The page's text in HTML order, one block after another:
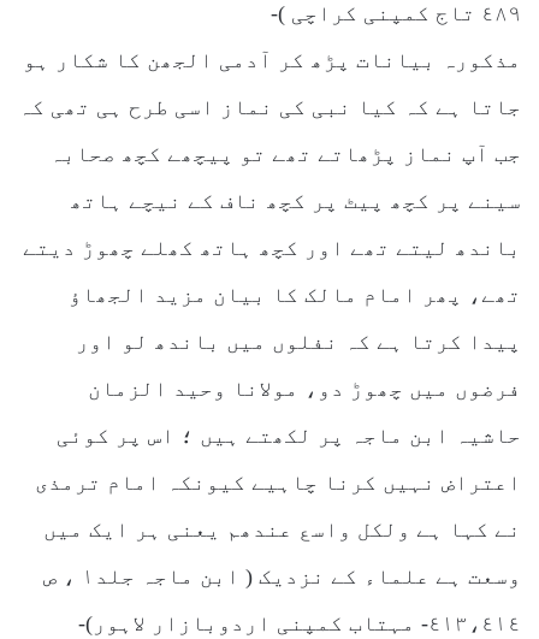
٤٨٩ تاج کمپنی کراچی )-
مذکورہ بیانات پڑھ کر آدمی الجھن کا شکار ہو
جاتا ہے کہ کیا نبی کی نماز اسی طرح ہی تھی کہ
جب آپ نماز پڑھاتے تھے تو پیچھے کچھ صحابہ
سینے پر کچھ پیٹ پر کچھ ناف کے نیچے ہاتھ
باندھ لیتے تھے اور کچھ ہاتھ کھلے چھوڑ دیتے
تھے، پھر امام مالک کا بیان مزید الجھاؤ
پیدا کرتا ہے کہ نفلوں میں باندھ لو اور
فرضوں میں چھوڑ دو، مولانا وحید الزمان
حاشیہ ابن ماجہ پر لکھتے ہیں ؛ اس پر کوئی
اعتراض نہیں کرنا چاہیے کیونکہ امام ترمذی
نے کہا ہے ولکل واسع عندھم یعنی ہر ایک میں
وسعت ہے علماء کے نزدیک ( ابن ماجہ جلد۱ ، ص
٤١٣،٤١٤- مہتاب کمپنی اردوبازار لاہور)-